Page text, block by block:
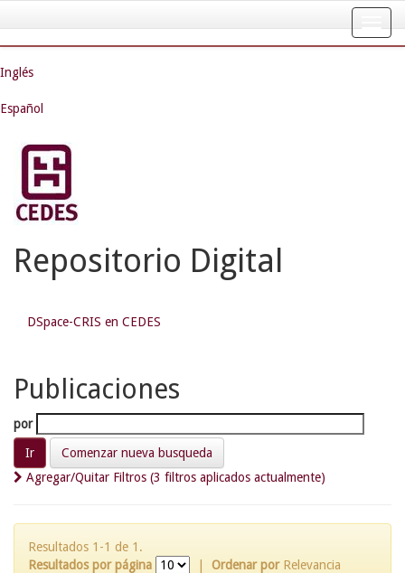
navigation
Inglés
Español
Repositorio Digital
DSpace-CRIS en CEDES
Publicaciones
por
Comenzar nueva busqueda
Agregar/Quitar Filtros (3 filtros aplicados actualmente)
Resultados 1-1 de 1.
Resultados por página
Ordenar por Relevancia